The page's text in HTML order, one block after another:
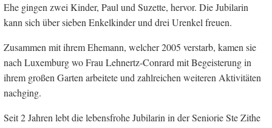
Ehe gingen zwei Kinder, Paul und Suzette, hervor. Die Jubilarin
kann sich über sieben Enkelkinder und drei Urenkel freuen.
Zusammen mit ihrem Ehemann, welcher 2005 verstarb, kamen sie
nach Luxemburg wo Frau Lehnertz-Conrard mit Begeisterung in
ihrem großen Garten arbeitete und zahlreichen weiteren Aktivitäten
nachging.
Seit 2 Jahren lebt die lebensfrohe Jubilarin in der Seniorie Ste Zithe